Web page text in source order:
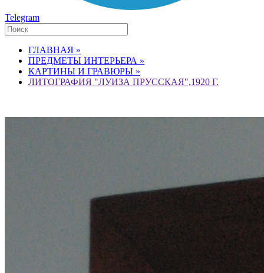
Telegram
ГЛАВНАЯ »
ПРЕДМЕТЫ ИНТЕРЬЕРА »
КАРТИНЫ И ГРАВЮРЫ »
ЛИТОГРАФИЯ "ЛУИЗА ПРУССКАЯ",1920 Г.